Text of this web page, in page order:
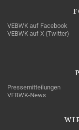
VEBWK auf Facebook
VEBWK auf X (Twitter)
Pressemitteilungen
VEBWK-News